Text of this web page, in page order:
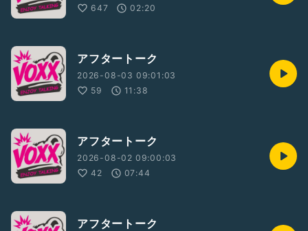
647
02:20
アフタートーク
2026-08-03 09:01:03
59
11:38
アフタートーク
2026-08-02 09:00:03
42
07:44
アフタートーク